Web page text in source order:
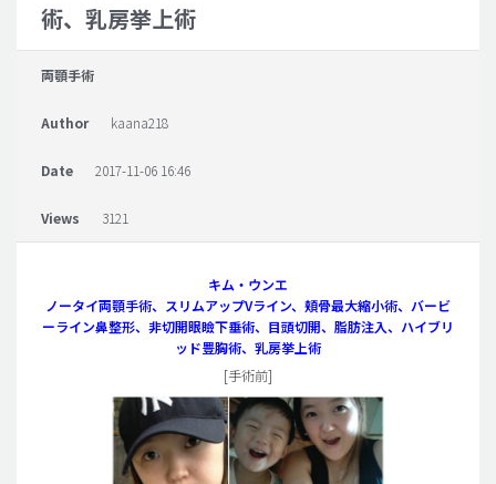
病院紹介
術、乳房挙上術
両顎手術
Author kaana218
Date 2017-11-06 16:46
Views 3121
キム・ウンエ
ノータイ両顎手術、スリムアップVライン、頬骨最大縮小術、バービ
ーライン鼻整形、非切開眼瞼下垂術、目頭切開、脂肪注入、ハイブリ
ッド豊胸術、乳房挙上術
[手術前]